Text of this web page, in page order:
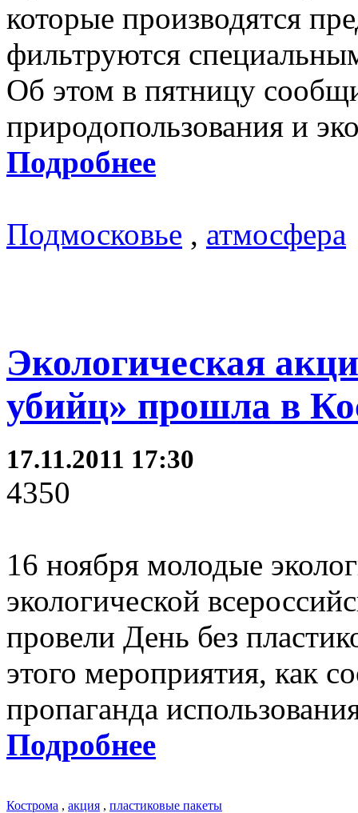
которые производятся
фильтруются
Об этом в пятницу
природопользования и
Подробнее
Подмосковье , атмосфера
Экологическая
убийц» прошла в
17.11.2011 17:30
4350
16 ноября молодые
экологической
провели День без
этого мероприятия, как
пропаганда
Подробнее
Кострома , акция , пластиковые пакеты